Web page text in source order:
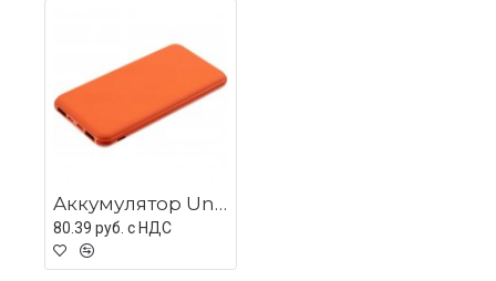
Aккумулятор Uniscend All Day Type-C 10000 мAч, оранжевый
80.39 руб. c НДС